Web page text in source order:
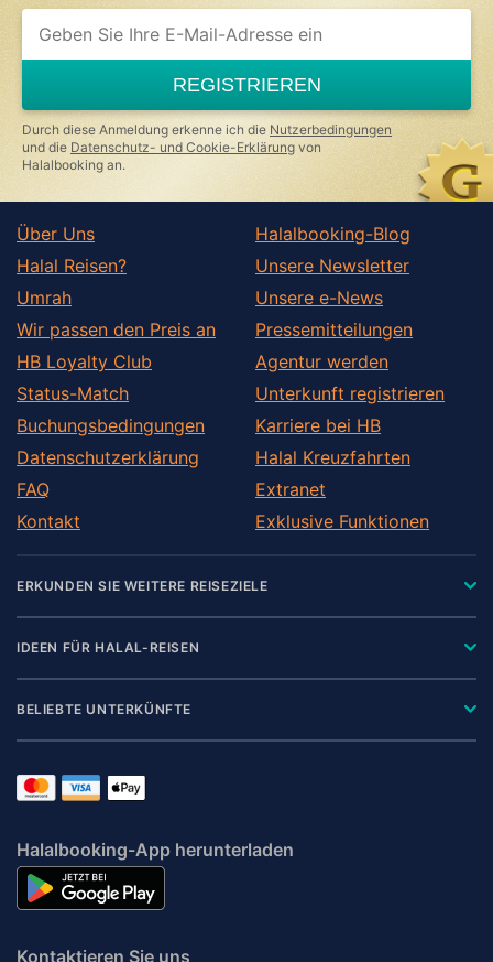
If
you
ignore
this
field
REGISTRIEREN
Durch diese Anmeldung erkenne ich die Nutzerbedingungen
und die Datenschutz- und Cookie-Erklärung von
Halalbooking an.
Über Uns
Halal Reisen?
Umrah
Wir passen den Preis an
HB Loyalty Club
Status-Match
Buchungsbedingungen
Datenschutzerklärung
FAQ
Kontakt
Halalbooking-Blog
Unsere Newsletter
Unsere e-News
Pressemitteilungen
Agentur werden
Unterkunft registrieren
Karriere bei HB
Halal Kreuzfahrten
Extranet
Exklusive Funktionen
ERKUNDEN SIE WEITERE REISEZIELE
IDEEN FÜR HALAL-REISEN
BELIEBTE UNTERKÜNFTE
Halalbooking-App herunterladen
Kontaktieren Sie uns